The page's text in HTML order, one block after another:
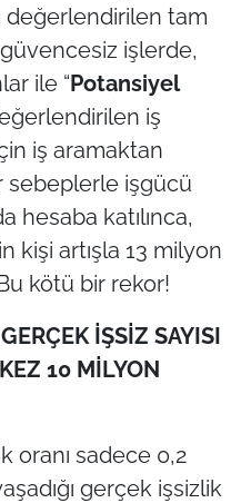
değerlendirilen tam
işlerde,
ile “Potansiyel
iş
iş aramaktan
sebeplerle işgücü
hesaba katılınca,
kişi artışla 13 milyon
kötü bir rekor!
İŞSİZ SAYISI
10 MİLYON
oranı sadece 0,2
gerçek işsizlik